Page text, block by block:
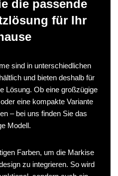
die passende
für Ihr
sind in unterschiedlichen
und bieten deshalb für
Lösung. Ob eine großzügige
eine kompakte Variante
– bei uns finden Sie das
Modell.
Farben, um die Markise
zu integrieren. So wird